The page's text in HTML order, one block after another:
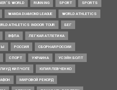
WORLD RUNNING SPORT SPORTS
WANDA DIAMOND LEAGUE WORLD ATHLETICS
ATHLETICS INDOOR TOUR БЕГ
ВФЛА ЛЕГКАЯ АТЛЕТИКА
РОССИЯ СБОРНАЯ РОССИИ
СПОРТ УКРАИНА УСЭЙН БОЛТ
КИПЧОГЕ ЮЛИЯ ЛЕВЧЕНКО
МИРОВОЙ РЕКОРД